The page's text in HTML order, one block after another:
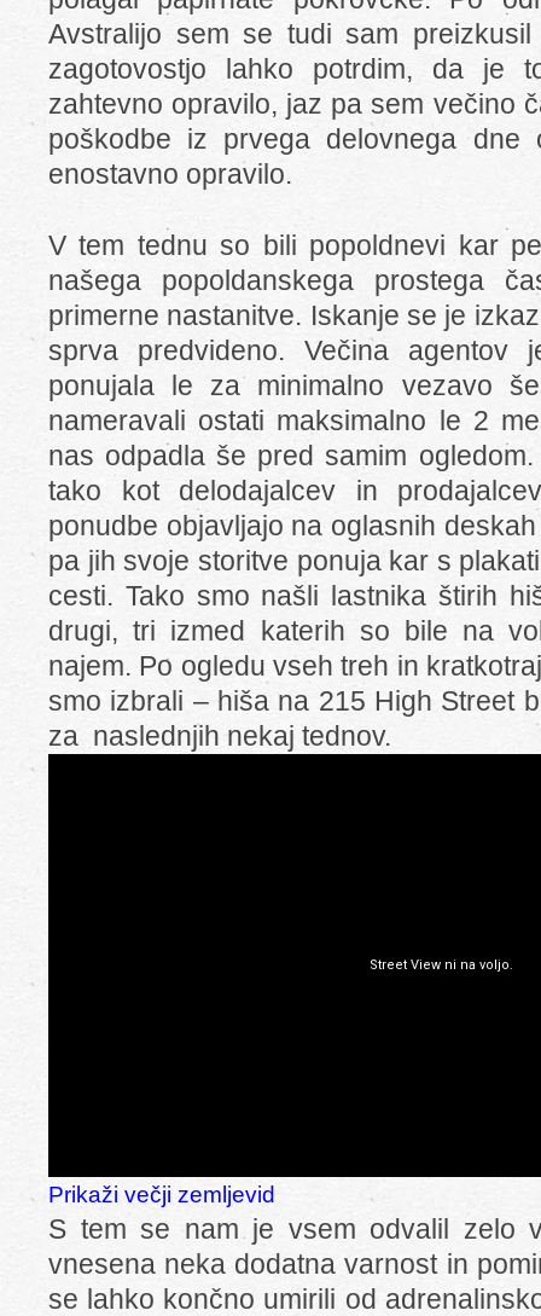
Avstralijo sem se tudi sam
zagotovostjo lahko potrdim, da je
zahtevno opravilo, jaz pa sem večino
poškodbe iz prvega delovnega dne
enostavno opravilo.
V tem tednu so bili popoldnevi kar
našega popoldanskega prostega
primerne nastanitve. Iskanje se je
sprva predvideno. Večina agentov
ponujala le za minimalno vezavo
nameravali ostati maksimalno le 2
nas odpadla še pred samim
tako kot delodajalcev in
ponudbe objavljajo na oglasnih
pa jih svoje storitve ponuja kar s
cesti. Tako smo našli lastnika štirih
drugi, tri izmed katerih so bile na
najem. Po ogledu vseh treh in
smo izbrali – hiša na 215 High Street
za naslednjih nekaj tednov.
Prikaži večji zemljevid
S tem se nam je vsem odvalil zelo
vnesena neka dodatna varnost in
se lahko končno umirili od